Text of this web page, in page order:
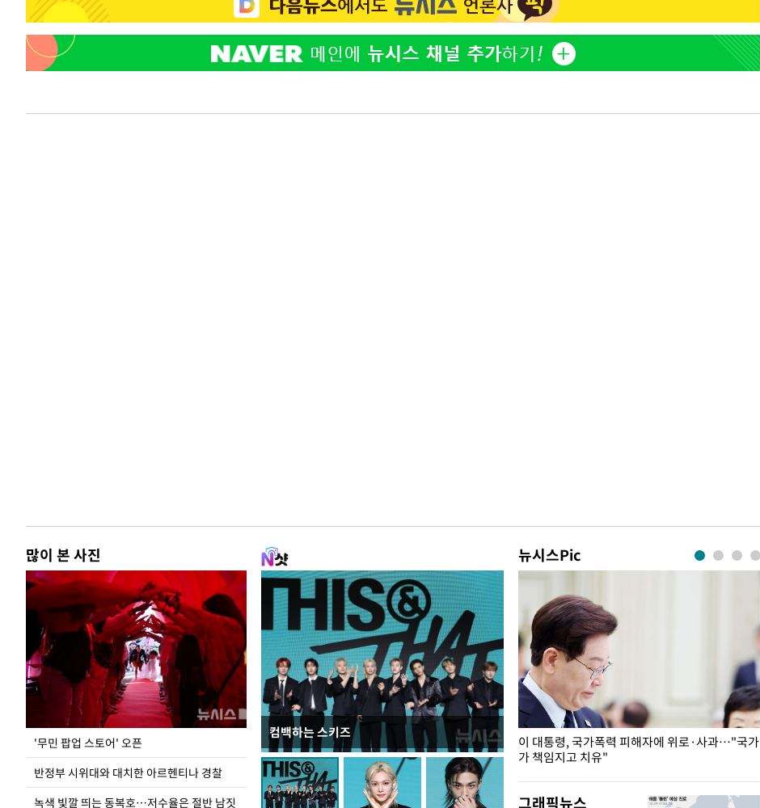
많이 본 사진
'무민 팝업 스토어' 오픈
반정부 시위대와 대치한 아르헨티나 경찰
녹색 빛깔 띄는 동복호…저수율은 절반 남짓
컴백하는 스키즈
뉴시스Pic
지석천 뒤덮은 개구리밥
이 대통령, 국가폭력 피해자에 위로·사과…"국가
가 책임지고 치유"
그래픽뉴스